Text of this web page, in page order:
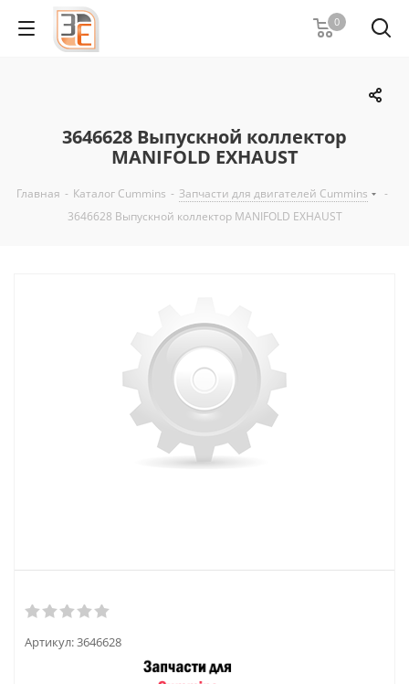
0
3646628 Выпускной коллектор
MANIFOLD EXHAUST
Главная - Каталог Cummins - Запчасти для двигателей Cummins
-
3646628 Выпускной коллектор MANIFOLD EXHAUST
Артикул:3646628